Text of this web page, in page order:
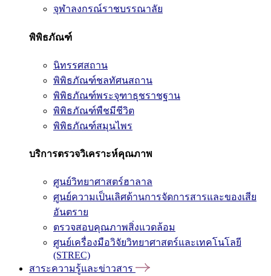
จุฬาลงกรณ์ราชบรรณาลัย
พิพิธภัณฑ์
นิทรรศสถาน
พิพิธภัณฑ์ชลทัศนสถาน
พิพิธภัณฑ์พระจุฑาธุชราชฐาน
พิพิธภัณฑ์พืชมีชีวิต
พิพิธภัณฑ์สมุนไพร
บริการตรวจวิเคราะห์คุณภาพ
ศูนย์วิทยาศาสตร์ฮาลาล
ศูนย์ความเป็นเลิศด้านการจัดการสารและของเสีย
อันตราย
ตรวจสอบคุณภาพสิ่งแวดล้อม
ศูนย์เครื่องมือวิจัยวิทยาศาสตร์และเทคโนโลยี
(STREC)
สาระความรู้และข่าวสาร